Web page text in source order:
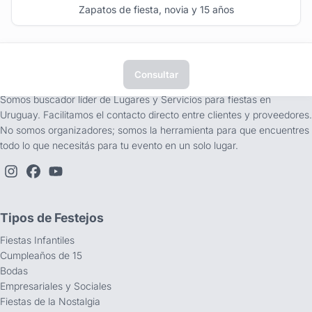
Zapatos de fiesta, novia y 15 años
Consultar
Somos buscador líder de Lugares y Servicios para fiestas en
Uruguay. Facilitamos el contacto directo entre clientes y proveedores.
No somos organizadores; somos la herramienta para que encuentres
todo lo que necesitás para tu evento en un solo lugar.
Tipos de Festejos
Fiestas Infantiles
Cumpleaños de 15
Bodas
Empresariales y Sociales
Fiestas de la Nostalgia